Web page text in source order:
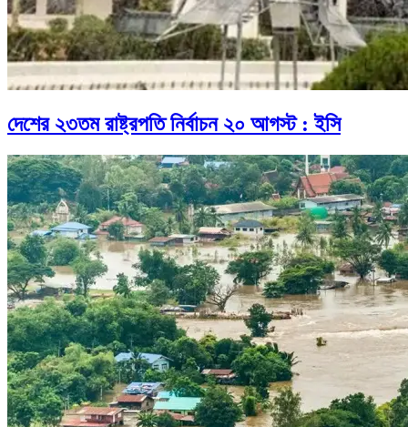
দেশের ২৩তম রাষ্ট্রপতি নির্বাচন ২০ আগস্ট : ইসি